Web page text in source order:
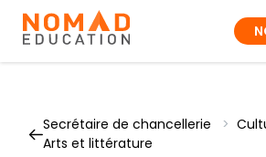
Secrétaire de chancellerie >
Arts et littérature